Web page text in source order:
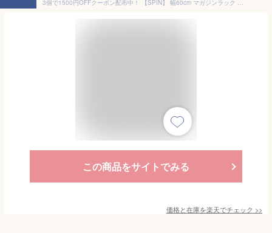
3個で1500円OFFクーポン配布中！ 【SPIN】 幅60cm マガジンラック ホワイト ブラウン 本棚 ディスプレイラック 白 茶 モダン 収納 rack 収納棚 北欧 スリム 収納ラック トイレ トイレラック 在宅ワーク 省スペース 棚 本収納 家具 木製 収納棚 北欧 おしゃれ かわいい
この商品をサイトでみる
価格と在庫を楽天でチェック >>